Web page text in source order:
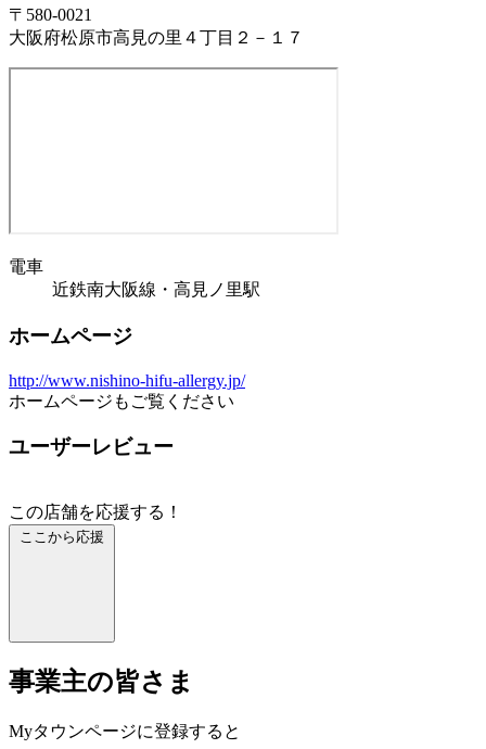
〒580-0021
大阪府松原市高見の里４丁目２－１７
電車
近鉄南大阪線・高見ノ里駅
ホームページ
http://www.nishino-hifu-allergy.jp/
ホームページもご覧ください
ユーザーレビュー
この店舗を応援する！
ここから応援
事業主の皆さま
Myタウンページに登録すると